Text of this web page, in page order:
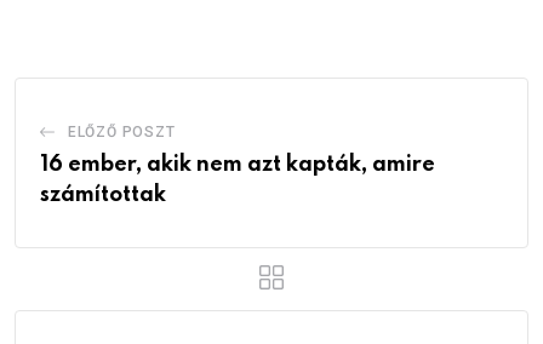
ELŐZŐ POSZT
16 ember, akik nem azt kapták, amire
számítottak